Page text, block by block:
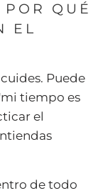
QUÉ
EL
Puede
tiempo es
el
de todo